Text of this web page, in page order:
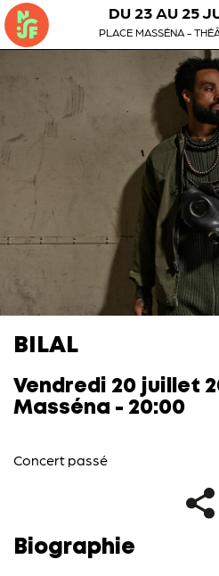
DU 23 AU 25
PLACE MASSÉNA -
BILAL
Vendredi 20 juillet
Masséna - 20:00
Concert passé
Biographie